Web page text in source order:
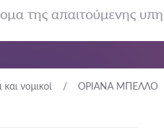
νομικοί ΟΡΙΑΝΑ ΜΠΕΛΛΟ